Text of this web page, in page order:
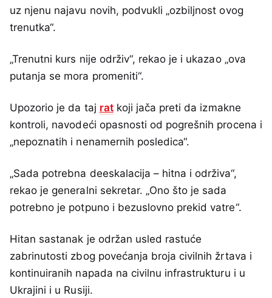
uz njenu najavu novih, podvukli „ozbiljnost ovog
trenutka“.
„Trenutni kurs nije održiv“, rekao je i ukazao „ova
putanja se mora promeniti“.
Upozorio je da taj ratkoji jača preti da izmakne
kontroli, navodeći opasnosti od pogrešnih procena i
„nepoznatih i nenamernih posledica“.
„Sada potrebna deeskalacija – hitna i održiva“,
rekao je generalni sekretar. „Ono što je sada
potrebno je potpuno i bezuslovno prekid vatre“.
Hitan sastanak je održan usled rastuće
zabrinutosti zbog povećanja broja civilnih žrtava i
kontinuiranih napada na civilnu infrastrukturu i u
Ukrajini i u Rusiji.